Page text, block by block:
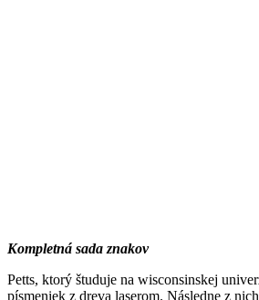
Kompletná sada znakov
Petts, ktorý študuje na wisconsinskej
písmeniek z dreva laserom. Následne z